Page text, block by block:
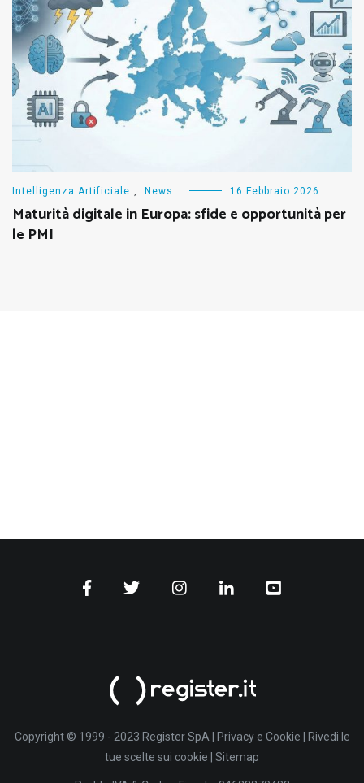
Intelligenza Artificiale News 16 Febbraio 2026
Maturità digitale in Europa: sfide e opportunità per
le PMI
Copyright © 1999 - 2023 Register SpA | Privacy e Cookie | Rivedi le
tue scelte sui cookie | Sitemap